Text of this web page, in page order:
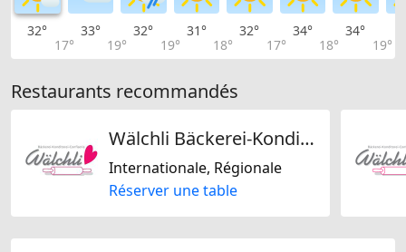
32°
17°
33°
19°
32°
19°
31°
18°
32°
17°
34°
18°
34°
19°
Restaurants recommandés
Wälchli Bäckerei-Konditorei-Confiserie GmbH
Internationale, Régionale
Réserver une table